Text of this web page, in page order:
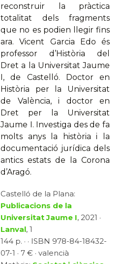
reconstruir la pràctica
totalitat dels fragments
que no es podien llegir fins
ara. Vicent Garcia Edo és
professor d’Història del
Dret a la Universitat Jaume
I, de Castelló. Doctor en
Història per la Universitat
de València, i doctor en
Dret per la Universitat
Jaume I. Investiga des de fa
molts anys la història i la
documentació jurídica dels
antics estats de la Corona
d’Aragó.
Castelló de la Plana:
Publicacions de la
Universitat Jaume I, 2021 ·
Lanval, 1
144 p. · · ISBN 978-84-18432-
07-1 · 7 € · valencià